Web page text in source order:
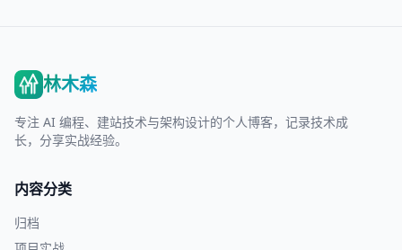
林木森
专注 AI 编程、建站技术与架构设计的个人博客，记录技术成
长，分享实战经验。
内容分类
归档